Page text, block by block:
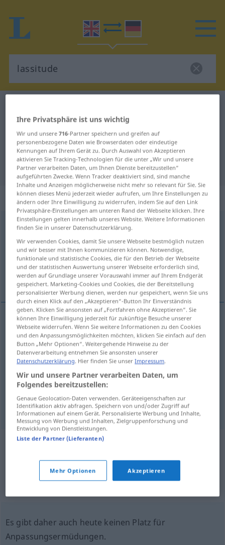
Englisch-Deutsch Übersetzung für
"lassitude"
"lassitude" Deutsch Übersetzung
„lassitude“: noun
lassitude [ˈlæsitjuːd; -sə-] USa. [-tuːd]s
Übersicht aller Übersetzungen
(Für mehr Details die Übersetzung anklicken/antippen)
Mattigkeit, Mattheit, Schlaffheit
Mattigkeitf lassitude
Mattheitf lassitude
Schlaffheit f lassitude
lassitudesyn vgl.→ siehe „lethargy“
für "lassitude"
(nicht von der Langenscheidt Redaktion
Es gibt daher auch heute keinen Platz für
Anpassungsermüdungen.
Ihre Privatsphäre ist uns wichtig
Wir und unsere716-Partner speichern und greifen auf
personenbezogene Daten wie Browserdaten oder eindeutige
Kennungen auf Ihrem Gerät zu. Durch Auswahl von Akzeptieren
aktivieren Sie Tracking-Technologien für die unter „Wir und unsere
Partner verarbeiten Daten, um Ihnen Dienste bereitzustellen“
aufgeführten Zwecke. Wenn Tracker deaktiviert sind, sind manche
Inhalte und Anzeigen möglicherweise nicht mehr so relevant für Sie. Sie
können dieses Menü jederzeit wieder aufrufen, um Ihre Einstellungen zu
ändern oder Ihre Einwilligung zu widerrufen, indem Sie auf den Link
Privatsphäre-Einstellungen am unteren Rand der Webseite klicken. Ihre
Einstellungen gelten innerhalb unseres Website. Weitere Informationen
finden Sie in unserer Datenschutzerklärung.
Wir verwenden Cookies, damit Sie unsere Webseite bestmöglich nutzen
und wir besser mit Ihnen kommunizieren können. Notwendige,
funktionale und statistische Cookies, die für den Betrieb der Webseite
und der statistischen Auswertung unserer Webseite erforderlich sind,
werden auf Grundlage unserer Vorauswahl immer auf Ihrem Endgerät
gespeichert. Marketing-Cookies und Cookies, die der Bereitstellung
personalisierter Werbung dienen, werden nur gespeichert, wenn Sie uns
durch einen Klick auf den „Akzeptieren“-Button Ihr Einverständnis
geben. Klicken Sie ansonsten auf „Fortfahren ohne Akzeptieren“. Sie
können Ihre Einwilligung jederzeit für zukünftige Besuche unserer
Webseite widerrufen. Wenn Sie weitere Informationen zu den Cookies
und den Anpassungsmöglichkeiten möchten, klicken Sie einfach auf den
Button „Mehr Optionen“. Weitergehende Hinweise zu der
Datenverarbeitung entnehmen Sie ansonsten unserer
Datenschutzerklärung. Hier finden Sie unserImpressum.
Wir und unsere Partner verarbeiten Daten, um
Folgendes bereitzustellen:
Genaue Geolocation-Daten verwenden. Geräteeigenschaften zur
Identifikation aktiv abfragen. Speichern von und/oder Zugriff auf
Informationen auf einem Gerät. Personalisierte Werbung und Inhalte,
Messung von Werbung und Inhalten, Zielgruppenforschung und
Entwicklung von Dienstleistungen.
Liste der Partner (Lieferanten)
Mehr Optionen Akzeptieren